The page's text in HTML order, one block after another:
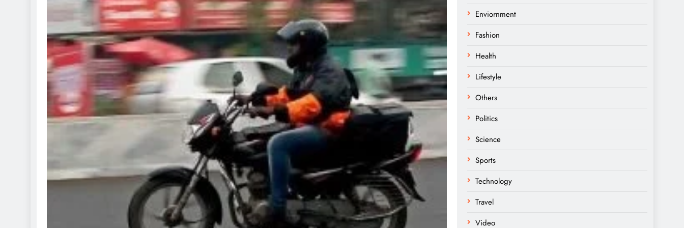
Enviornment
Fashion
Health
Lifestyle
Others
Politics
Science
Sports
Technology
Travel
Video